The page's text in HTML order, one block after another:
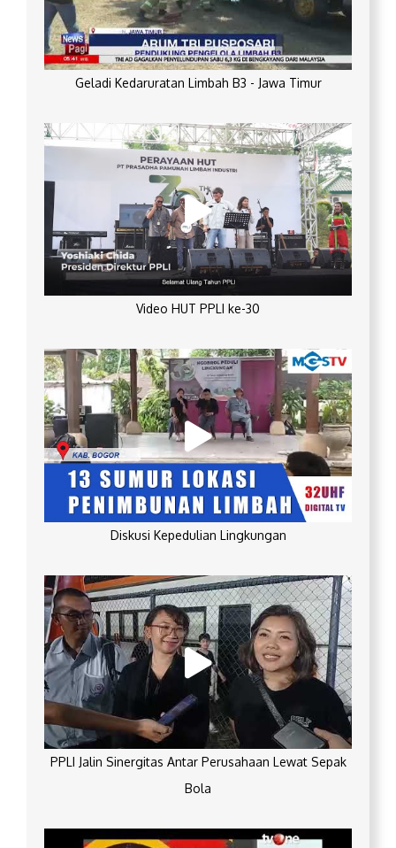
Geladi Kedaruratan Limbah B3 - Jawa Timur
Video HUT PPLI ke-30
Diskusi Kepedulian Lingkungan
PPLI Jalin Sinergitas Antar Perusahaan Lewat Sepak
Bola